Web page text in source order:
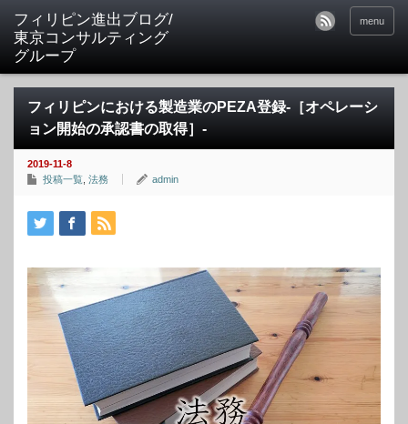
フィリピン進出ブログ/
東京コンサルティング
グループ
menu
フィリピンにおける製造業のPEZA登録-［オペレーシ
ョン開始の承認書の取得］-
2019-11-8
投稿一覧 法務 admin